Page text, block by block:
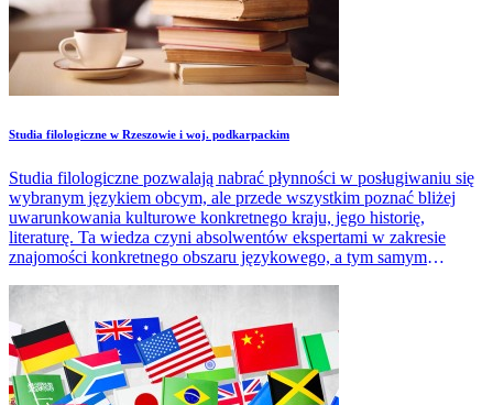
Studia filologiczne w Rzeszowie i woj. podkarpackim
Studia filologiczne pozwalają nabrać płynności w posługiwaniu się
wybranym językiem obcym, ale przede wszystkim poznać bliżej
uwarunkowania kulturowe konkretnego kraju, jego historię,
literaturę. Ta wiedza czyni absolwentów ekspertami w zakresie
znajomości konkretnego obszaru językowego, a tym samym